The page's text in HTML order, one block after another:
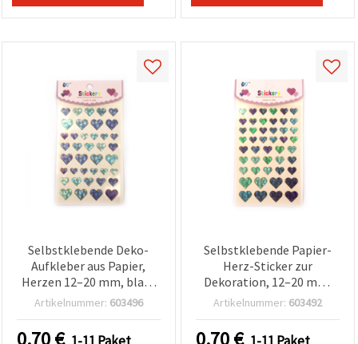
Selbstklebende Deko-
Aufkleber aus Papier,
Herzen 12–20 mm, blau-
grüne Farbtöne mit
Artikelnummer: 603496
0.70€
Selbstklebende Papier-
Herz-Sticker zur
Dekoration, 12–20 mm,
Violett- und Grüntöne mit
Stück, sortiert (Mix)
Artikelnummer: 603492
0.70€